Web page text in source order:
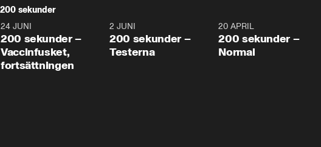
200 sekunder
5:00
24 JUNI
200 sekunder –
Vaccinfusket,
fortsättningen
4:23
2 JUNI
200 sekunder –
Testerna
20 APRIL
200 sekunder –
Normal